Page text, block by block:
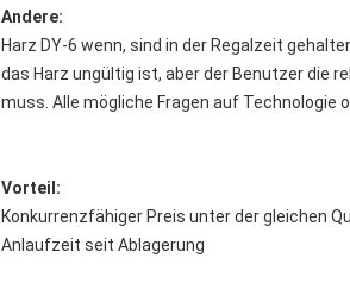
Andere:
Harz DY-6 wenn, sind in der Regalzeit
das Harz ungültig ist, aber der Benutzer die
muss. Alle mögliche Fragen auf Technologie
Vorteil:
Konkurrenzfähiger Preis unter der gleichen
Anlaufzeit seit Ablagerung